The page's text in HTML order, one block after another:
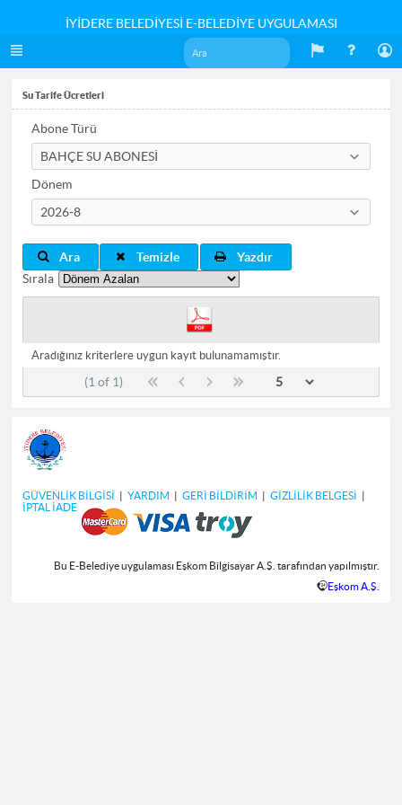
İYİDERE BELEDİYESİ E-BELEDİYE UYGULAMASI
Su Tarife Ücretleri
Abone Türü
BAHÇE SU ABONESİ
Dönem
2026-8
Ara Temizle
Yazdır
Sırala
Aradığınız kriterlere uygun kayıt bulunamamıştır.
(1 of 1)
GÜVENLİK BİLGİSİ YARDIM GERİ BİLDİRİM GİZLİLİK BELGESİ
İPTAL İADE
Bu E-Belediye uygulaması Eşkom Bilgisayar A.Ş. tarafından yapılmıştır.
Eşkom A.Ş.